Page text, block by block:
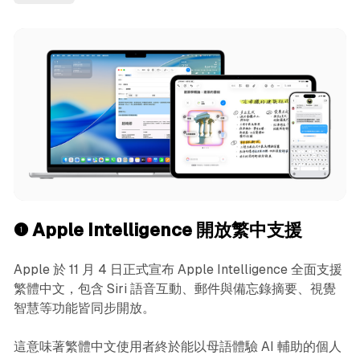
❶ Apple Intelligence 開放繁中支援
Apple 於 11 月 4 日正式宣布 Apple Intelligence 全面支援
繁體中文，包含 Siri 語音互動、郵件與備忘錄摘要、視覺
智慧等功能皆同步開放。
這意味著繁體中文使用者終於能以母語體驗 AI 輔助的個人